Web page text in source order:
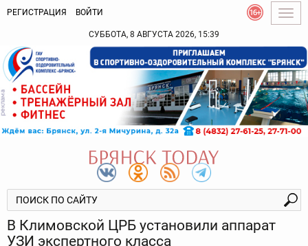
РЕГИСТРАЦИЯ ВОЙТИ
СУББОТА, 8 АВГУСТА 2026, 15:39
В Климовской ЦРБ установили аппарат
УЗИ экспертного класса